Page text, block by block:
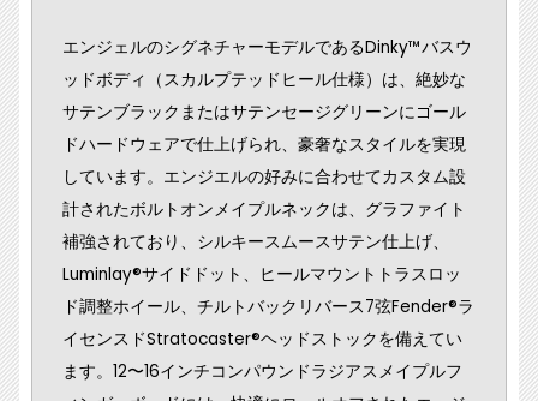
エンジェルのシグネチャーモデルであるDinky™バスウ
ッドボディ（スカルプテッドヒール仕様）は、絶妙な
サテンブラックまたはサテンセージグリーンにゴール
ドハードウェアで仕上げられ、豪奢なスタイルを実現
しています。エンジエルの好みに合わせてカスタム設
計されたボルトオンメイプルネックは、グラファイト
補強されており、シルキースムースサテン仕上げ、
Luminlay®サイドドット、ヒールマウントトラスロッ
ド調整ホイール、チルトバックリバース7弦Fender®ラ
イセンスドStratocaster®ヘッドストックを備えてい
ます。12〜16インチコンパウンドラジアスメイプルフ